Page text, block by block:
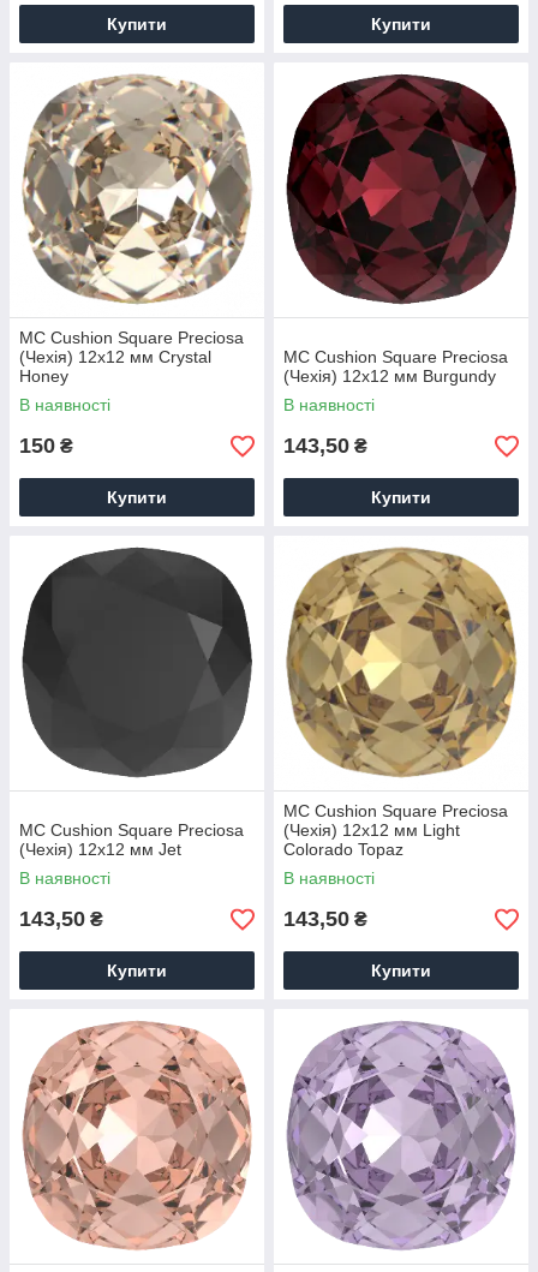
Купити Купити
MC Cushion Square Preciosa
(Чехія) 12х12 мм Crystal
Honey
В наявності
150 ₴
Купити
MC Cushion Square Preciosa
(Чехія) 12х12 мм Burgundy
В наявності
143,50 ₴
Купити
MC Cushion Square Preciosa
(Чехія) 12х12 мм Jet
В наявності
143,50 ₴
Купити
MC Cushion Square Preciosa
(Чехія) 12х12 мм Light
Colorado Topaz
В наявності
143,50 ₴
Купити